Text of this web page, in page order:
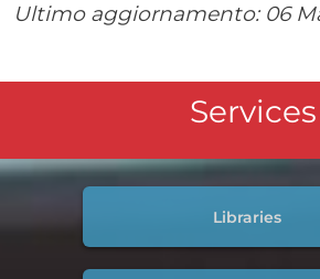
Ultimo aggiornamento: 06
Services
Libraries